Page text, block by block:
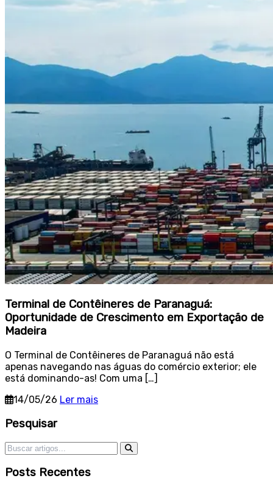
Terminal de Contêineres de Paranaguá:
Oportunidade de Crescimento em Exportação de
Madeira
O Terminal de Contêineres de Paranaguá não está
apenas navegando nas águas do comércio exterior; ele
está dominando-as! Com uma […]
14/05/26 Ler mais
Sidebar
Pesquisar
Pesquisar por:
Posts Recentes